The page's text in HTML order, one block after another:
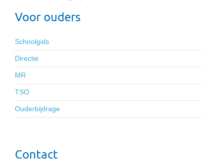
Voor ouders
Schoolgids
Directie
MR
TSO
Ouderbijdrage
Contact